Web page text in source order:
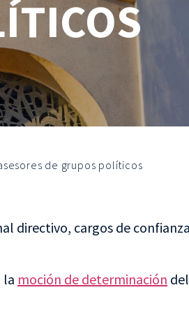
de grupos políticos
directivo, cargos de
la moción de determinación